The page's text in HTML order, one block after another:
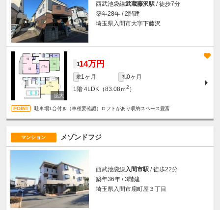
西武池袋線武蔵藤沢駅 / 徒歩7分
築年28年 / 2階建
埼玉県入間市大字下藤沢
114万円
敷1ヶ月 礼0ヶ月
1階 4LDK（83.08ｍ2 ）
駐車場1台付き（車種要確認）ロフトがあり収納スペース豊富
マンション メゾンドフジ
西武池袋線 入間市駅 / 徒歩22分
築年36年 / 3階建
埼玉県入間市扇町屋３丁目